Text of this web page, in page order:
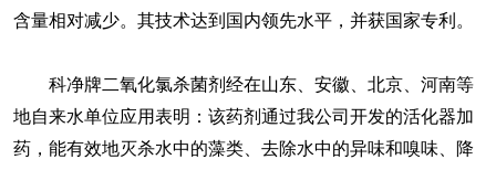
含量相对减少。其技术达到国内领先水平，并获国家专利。
科净牌二氧化氯杀菌剂经在山东、安徽、北京、河南等
地自来水单位应用表明：该药剂通过我公司开发的活化器加
药，能有效地灭杀水中的藻类、去除水中的异味和嗅味、降